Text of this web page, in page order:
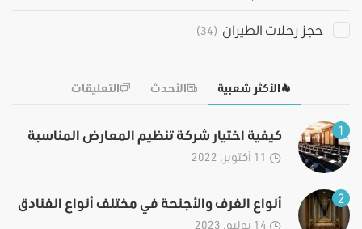
حجز رحلات الطيران (34)
الأكثر شعبية الأحدث التعليقات
1 كيفية اختيار شركة تنظيم المعارض المناسبة
2 أنواع الغرف والأجنحة في مختلف أنواع الفنادق